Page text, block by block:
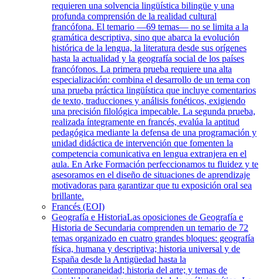
requieren una solvencia lingüística bilingüe y una
profunda comprensión de la realidad cultural
francófona. El temario —69 temas— no se limita a la
gramática descriptiva, sino que abarca la evolución
histórica de la lengua, la literatura desde sus orígenes
hasta la actualidad y la geografía social de los países
francófonos. La primera prueba requiere una alta
especialización: combina el desarrollo de un tema con
una prueba práctica lingüística que incluye comentarios
de texto, traducciones y análisis fonéticos, exigiendo
una precisión filológica impecable. La segunda prueba,
realizada íntegramente en francés, evalúa la aptitud
pedagógica mediante la defensa de una programación y
unidad didáctica de intervención que fomenten la
competencia comunicativa en lengua extranjera en el
aula. En Arke Formación perfeccionamos tu fluidez y te
asesoramos en el diseño de situaciones de aprendizaje
motivadoras para garantizar que tu exposición oral sea
brillante.
Francés (EOI)
Geografía e HistoriaLas oposiciones de Geografía e
Historia de Secundaria comprenden un temario de 72
temas organizado en cuatro grandes bloques: geografía
física, humana y descriptiva; historia universal y de
España desde la Antigüedad hasta la
Contemporaneidad; historia del arte; y temas de